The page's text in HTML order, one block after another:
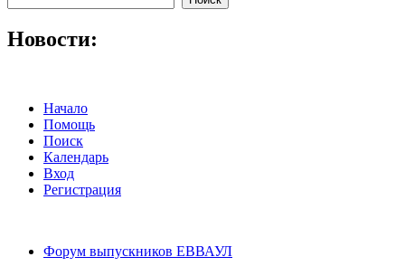
Новости:
Начало
Помощь
Поиск
Календарь
Вход
Регистрация
Форум выпускников ЕВВАУЛ